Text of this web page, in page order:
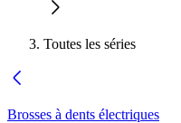
Toutes les séries
Brosses à dents électriques